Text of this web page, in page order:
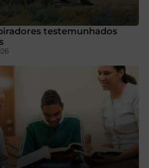
testemunhados